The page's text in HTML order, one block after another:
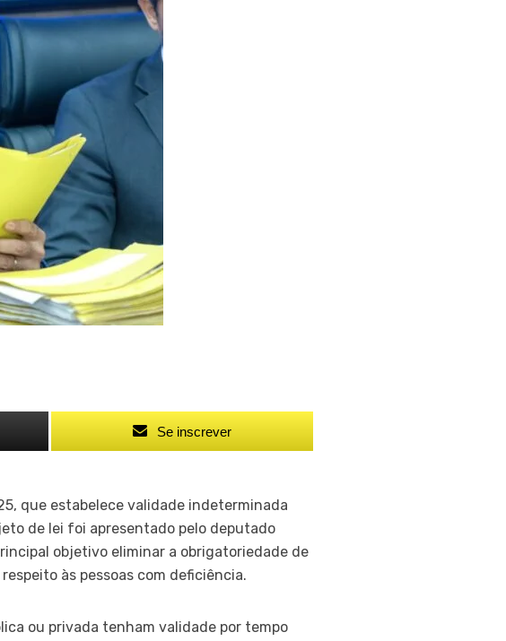
Se inscrever
que estabelece validade indeterminada
de lei foi apresentado pelo deputado
objetivo eliminar a obrigatoriedade de
às pessoas com deficiência.
ou privada tenham validade por tempo